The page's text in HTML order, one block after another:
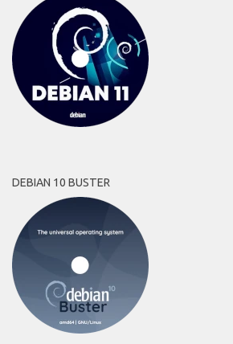
DEBIAN 10 BUSTER